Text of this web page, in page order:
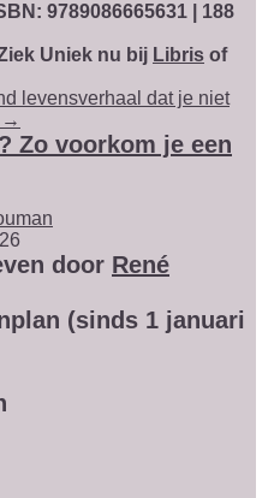
9789086665631 | 188
Uniek nu bij Libris of
levensverhaal dat je niet
→
Zo voorkom je een
door René
(sinds 1 januari